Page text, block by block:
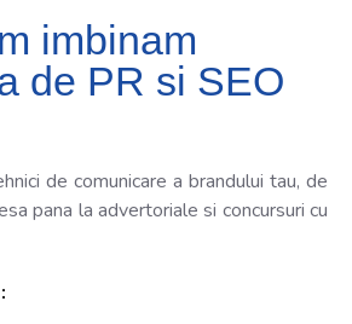
imbinam
de PR si SEO
de comunicare a brandului tau, de
pana la advertoriale si concursuri cu